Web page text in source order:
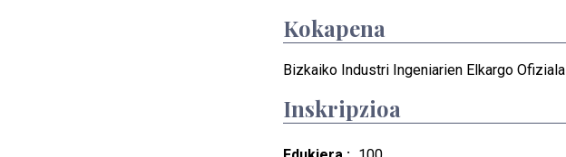
Kokapena
Bizkaiko Industri Ingeniarien Elkargo Ofiziala
Inskripzioa